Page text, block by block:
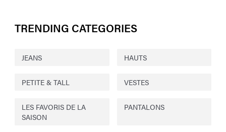
TRENDING CATEGORIES
JEANS HAUTS
PETITE & TALL VESTES
LES FAVORIS DE LA
SAISON
PANTALONS